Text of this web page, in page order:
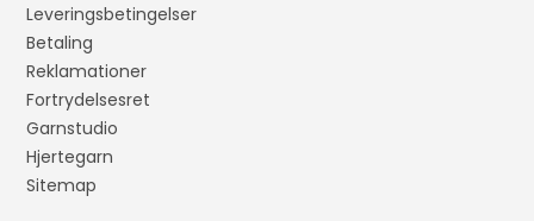
Leveringsbetingelser
Betaling
Reklamationer
Fortrydelsesret
Garnstudio
Hjertegarn
Sitemap